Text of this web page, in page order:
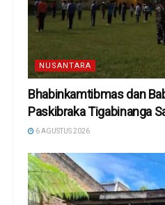
NUSANTARA
Bhabinkamtibmas dan
Paskibraka Tigabinanga
6 AGUSTUS 2026